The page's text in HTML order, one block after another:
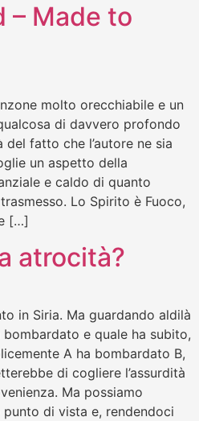
– Made to
molto orecchiabile e un
di davvero profondo
fatto che l’autore ne sia
un aspetto della
e caldo di quanto
Lo Spirito è Fuoco,
[…]
atrocità?
in Siria. Ma guardando aldilà
e quale ha subito,
A ha bombardato B,
di cogliere l’assurdità
Ma possiamo
di vista e, rendendoci